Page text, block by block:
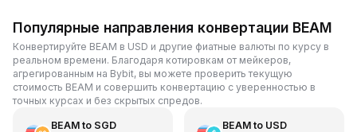
Популярные направления конвертации BEAM
Конвертируйте BEAM в USD и другие фиатные валюты по курсу в
реальном времени. Благодаря котировкам от мейкеров,
агрегированным на Bybit, вы можете проверить текущую
стоимость BEAM и совершить конвертацию с уверенностью в
точных курсах и без скрытых спредов.
BEAMto SGD BEAMto USD